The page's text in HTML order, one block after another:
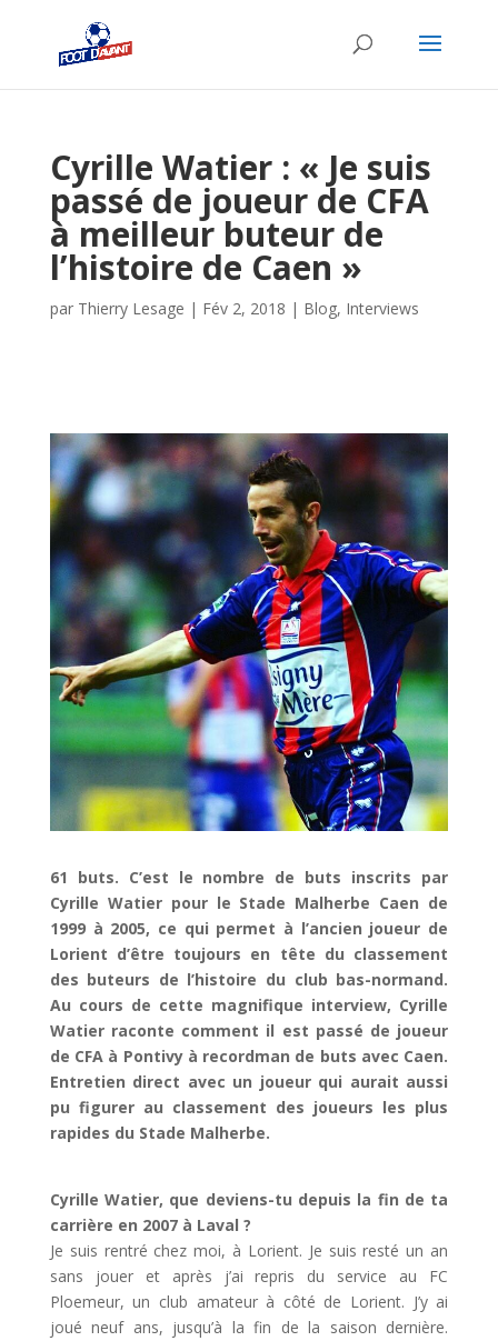
Cyrille Watier : « Je suis
passé de joueur de CFA
à meilleur buteur de
l’histoire de Caen »
par Thierry Lesage | Fév 2, 2018 | Blog, Interviews
61 buts. C’est le nombre de buts inscrits par
Cyrille Watier pour le Stade Malherbe Caen de
1999 à 2005, ce qui permet à l’ancien joueur de
Lorient d’être toujours en tête du classement
des buteurs de l’histoire du club bas-normand.
Au cours de cette magnifique interview, Cyrille
Watier raconte comment il est passé de joueur
de CFA à Pontivy à recordman de buts avec Caen.
Entretien direct avec un joueur qui aurait aussi
pu figurer au classement des joueurs les plus
rapides du Stade Malherbe.
Cyrille Watier, que deviens-tu depuis la fin de ta
carrière en 2007 à Laval ?
Je suis rentré chez moi, à Lorient. Je suis resté un an
sans jouer et après j’ai repris du service au FC
Ploemeur, un club amateur à côté de Lorient. J’y ai
joué neuf ans, jusqu’à la fin de la saison dernière.